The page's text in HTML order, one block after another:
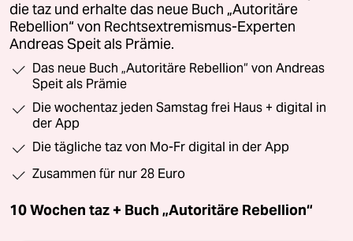
die taz und erhalte das neue Buch „Autoritäre
Rebellion“ von Rechtsextremismus-Experten
Andreas Speit als Prämie.
Das neue Buch „Autoritäre Rebellion“ von Andreas
Speit als Prämie
Die wochentaz jeden Samstag frei Haus + digital in
der App
Die tägliche taz von Mo-Fr digital in der App
Zusammen für nur 28 Euro
10 Wochen taz + Buch „Autoritäre Rebellion“